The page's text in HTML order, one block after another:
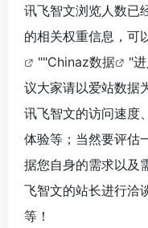
讯飞智文浏览人数已
的相关权重信息，可
""Chinaz数据
"
议大家请以爱站数据
讯飞智文的访问速度
体验等；当然要评估
据您自身的需求以及
飞智文的站长进行洽
等！